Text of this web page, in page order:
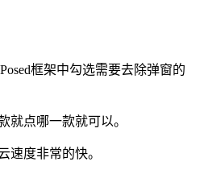
框架中勾选需要去除弹窗的
就点哪一款就可以。
速度非常的快。